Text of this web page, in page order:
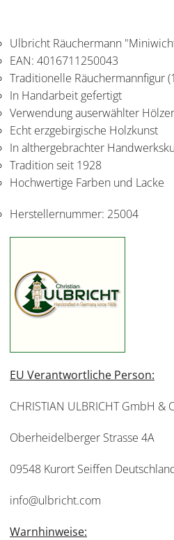
Ulbricht Räuchermann
EAN: 4016711250043
Traditionelle Räuchermannfigur
In Handarbeit gefertigt
Verwendung auserwählter Hölzer
Echt erzgebirgische Holzkunst
In althergebrachter
Tradition seit 1928
Hochwertige Farben und Lacke
Herstellernummer: 25004
EU Verantwortliche Person:
CHRISTIAN ULBRICHT GmbH &
Oberheidelberger Strasse 4A
09548 Kurort Seiffen
info@ulbricht.com
Warnhinweise: